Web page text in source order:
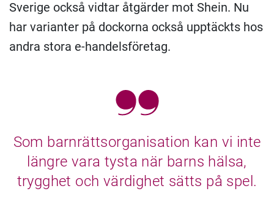
Sverige också vidtar åtgärder mot Shein. Nu
har varianter på dockorna också upptäckts hos
andra stora e-handelsföretag.
Som barnrättsorganisation kan vi inte
längre vara tysta när barns hälsa,
trygghet och värdighet sätts på spel.